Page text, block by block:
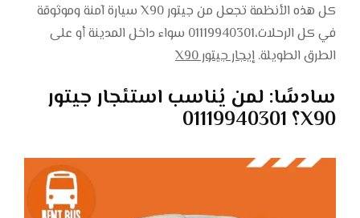
كل هذه الأنظمة تجعل من جيتور X90 سيارة آمنة وموثوقة
في كل الرحلات،01119940301 سواء داخل المدينة أو على
الطرق الطويلة. إيجار جيتور X90
سادسًا: لمن يُناسب استئجار جيتور
X90؟ 01119940301